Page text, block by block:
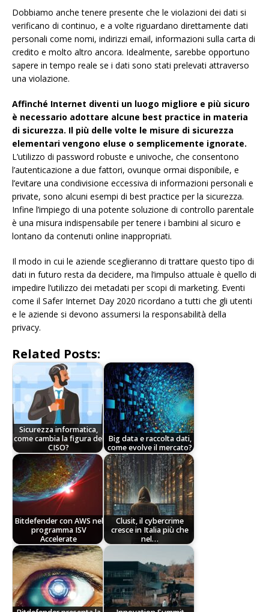
Dobbiamo anche tenere presente che le violazioni dei dati si
verificano di continuo, e a volte riguardano direttamente dati
personali come nomi, indirizzi email, informazioni sulla carta di
credito e molto altro ancora. Idealmente, sarebbe opportuno
sapere in tempo reale se i dati sono stati prelevati attraverso
una violazione.
Affinché Internet diventi un luogo migliore e più sicuro
è necessario adottare alcune best practice in materia
di sicurezza. Il più delle volte le misure di sicurezza
elementari vengono eluse o semplicemente ignorate.
L’utilizzo di password robuste e univoche, che consentono
l’autenticazione a due fattori, ovunque ormai disponibile, e
l’evitare una condivisione eccessiva di informazioni personali e
private, sono alcuni esempi di best practice per la sicurezza.
Infine l’impiego di una potente soluzione di controllo parentale
è una misura indispensabile per tenere i bambini al sicuro e
lontano da contenuti online inappropriati.
Il modo in cui le aziende sceglieranno di trattare questo tipo di
dati in futuro resta da decidere, ma l’impulso attuale è quello di
impedire l’utilizzo dei metadati per scopi di marketing. Eventi
come il Safer Internet Day 2020 ricordano a tutti che gli utenti
e le aziende si devono assumersi la responsabilità della
privacy.
Related Posts:
Sicurezza informatica,
come cambia la figura del
CISO?
Big data e raccolta dati,
come evolve il mercato?
Bitdefender con AWS nel
programma ISV
Accelerate
Clusit, il cybercrime
cresce in Italia più che
nel…